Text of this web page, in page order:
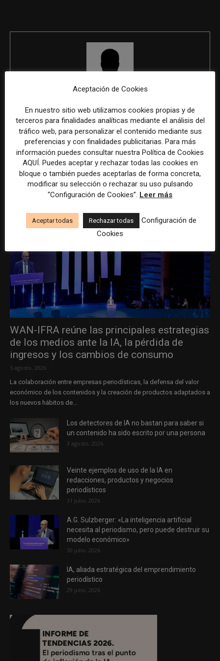
ÚLTIMOS ARTÍCULOS
WAN-IFRA reúne las principales estrategias
de los medios ante la IA, la pérdida de
ingresos y los cambios de consumo
5 agosto, 2026
La colaboración entre empresas periodísticas, la defensa del valor
económico de los contenidos y la creación de productos adaptados a
los nuevos hábitos de...
Los detectores de IA no bastan para saber si
un contenido ha sido escrito por una persona
3 agosto, 2026
Veinte ejemplos de uso de la IA en
redacciones, productos y negocios
periodísticos
31 julio, 2026
A.G. Sulzberger: «La inteligencia artificial
necesita al periodismo, pero puede destruir su
modelo económico»
30 julio, 2026
IA, aliada estratégica del emprendimiento
periodístico
29 julio, 2026
Aceptación de Cookies
En nuestro sitio web utilizamos cookies propias y de
terceros para finalidades analíticas mediante el análisis del
tráfico web, para personalizar el contenido mediante sus
preferencias y con finalidades publicitarias. Para más
información puedes consultar nuestra Política de Cookies
AQUÍ. Puedes aceptar y rechazar todas las cookies en
bloque o también puedes aceptarlas de forma concreta,
modificar su selección o rechazar su uso pulsando
“Configuración de Cookies”. Leer más
Aceptar todas Rechazar todas
Configuración de
Cookies